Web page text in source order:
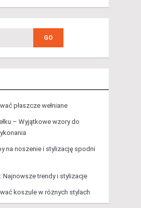
płaszcze wełniane
– Wyjątkowe wzory do
na noszenie i stylizację spodni
Najnowsze trendy i stylizacje
koszule w różnych stylach